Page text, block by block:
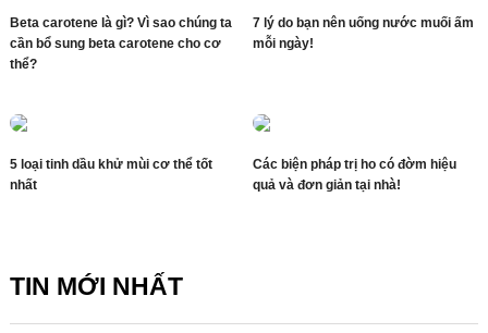
Beta carotene là gì? Vì sao chúng ta
cần bổ sung beta carotene cho cơ
thể?
7 lý do bạn nên uống nước muối ấm
mỗi ngày!
5 loại tinh dầu khử mùi cơ thể tốt
nhất
Các biện pháp trị ho có đờm hiệu
quả và đơn giản tại nhà!
TIN MỚI NHẤT